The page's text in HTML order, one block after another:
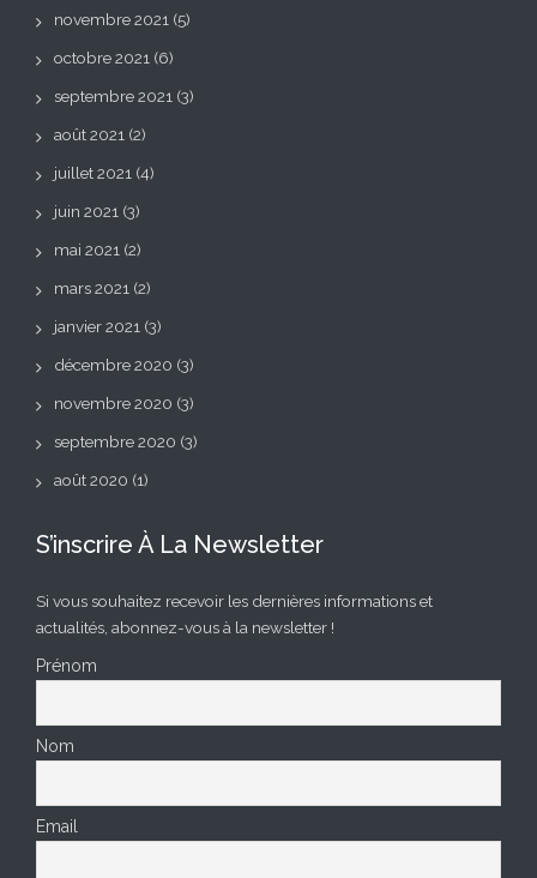
novembre 2021 (5)
octobre 2021 (6)
septembre 2021 (3)
août 2021 (2)
juillet 2021 (4)
juin 2021 (3)
mai 2021 (2)
mars 2021 (2)
janvier 2021 (3)
décembre 2020 (3)
novembre 2020 (3)
septembre 2020 (3)
août 2020 (1)
S’inscrire À La Newsletter
Si vous souhaitez recevoir les dernières informations et
actualités, abonnez-vous à la newsletter !
Prénom
Nom
Email